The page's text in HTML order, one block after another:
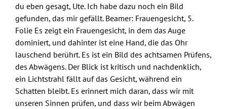
du eben gesagt, Ute. Ich habe dazu noch ein Bild
gefunden, das mir gefällt. Beamer: Frauengesicht, 5.
Folie Es zeigt ein Frauengesicht, in dem das Auge
dominiert, und dahinter ist eine Hand, die das Ohr
lauschend berührt. Es ist ein Bild des achtsamen Prüfens,
des Abwägens. Der Blick ist kritisch und nachdenklich,
ein Lichtstrahl fällt auf das Gesicht, während ein
Schatten bleibt. Es erinnert mich daran, dass wir mit
unseren Sinnen prüfen, und dass wir beim Abwägen